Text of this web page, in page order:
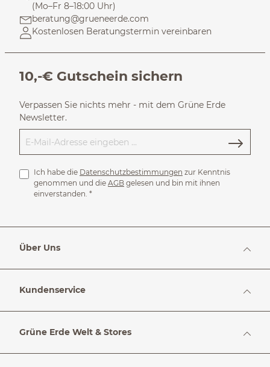
(Mo–Fr 8–18:00 Uhr)
beratung@grueneerde.com
Kostenlosen Beratungstermin vereinbaren
10,-€ Gutschein sichern
Verpassen Sie nichts mehr - mit dem Grüne Erde
Newsletter.
Ich habe die Datenschutzbestimmungen zur Kenntnis
genommen und die AGB gelesen und bin mit ihnen
einverstanden. *
Über Uns
Kundenservice
Grüne Erde Welt & Stores